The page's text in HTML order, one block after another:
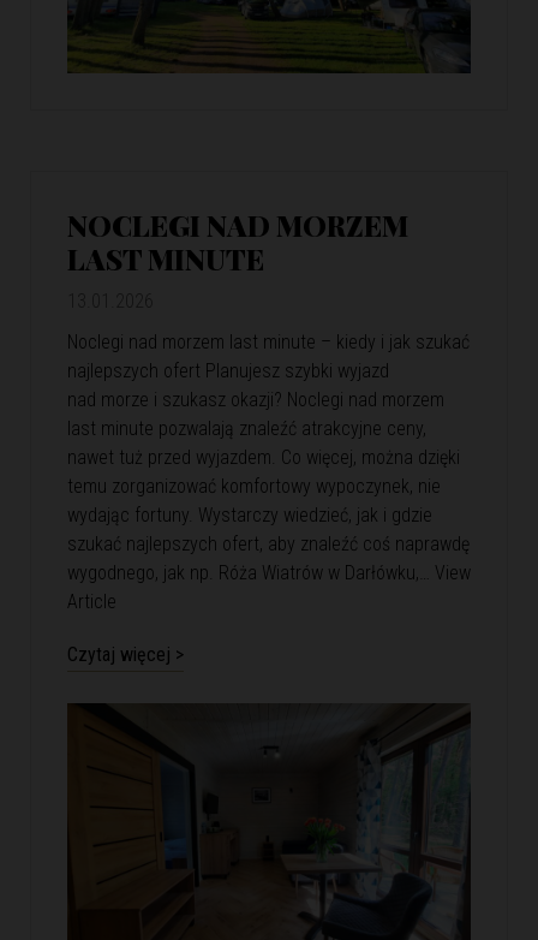
NOCLEGI NAD MORZEM
LAST MINUTE
Noclegi nad morzem last minute – kiedy i jak szukać
najlepszych ofert Planujesz szybki wyjazd
nad morze i szukasz okazji? Noclegi nad morzem
last minute pozwalają znaleźć atrakcyjne ceny,
nawet tuż przed wyjazdem. Co więcej, można dzięki
temu zorganizować komfortowy wypoczynek, nie
wydając fortuny. Wystarczy wiedzieć, jak i gdzie
szukać najlepszych ofert, aby znaleźć coś naprawdę
wygodnego, jak np. Róża Wiatrów w Darłówku,… View
Article
Czytaj więcej >